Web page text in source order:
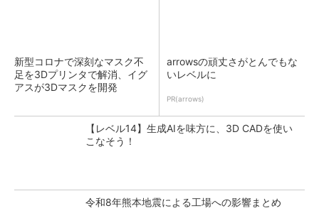
新型コロナで深刻なマスク不
足を3Dプリンタで解消、イグ
アスが3Dマスクを開発
arrowsの頑丈さがとんでもな
いレベルに
PR(arrows)
【レベル14】生成AIを味方に、3D CADを使い
こなそう！
令和8年熊本地震による工場への影響まとめ